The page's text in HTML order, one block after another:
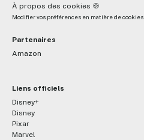
À propos des cookies 🍪
Modifier vos préférences en matière de cookies
Partenaires
Amazon
Liens officiels
Disney+
Disney
Pixar
Marvel